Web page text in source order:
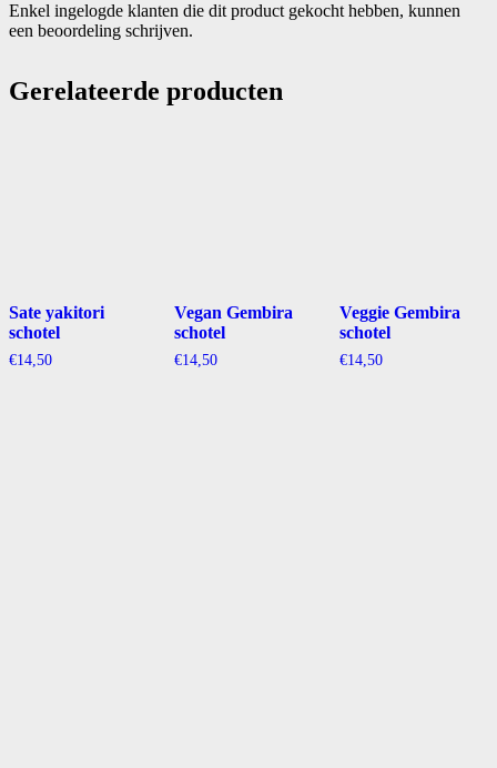
Enkel ingelogde klanten die dit product gekocht hebben, kunnen
een beoordeling schrijven.
Gerelateerde producten
Sate yakitori
schotel
€14,50
Vegan Gembira
schotel
€14,50
Veggie Gembira
schotel
€14,50